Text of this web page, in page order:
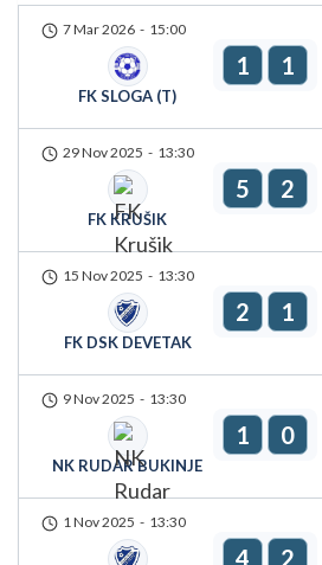
7 Mar 2026 - 15:00
FK SLOGA (T)
1 1
29 Nov 2025 - 13:30
FK KRUŠIK
5 2
15 Nov 2025 - 13:30
FK DSK DEVETAK
2 1
9 Nov 2025 - 13:30
NK RUDAR BUKINJE
1 0
1 Nov 2025 - 13:30
4 2